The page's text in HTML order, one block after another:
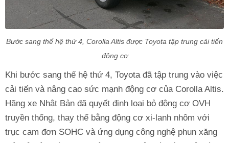
Bước sang thế hệ thứ 4, Corolla Altis được Toyota tập trung cải tiến
động cơ
Khi bước sang thế hệ thứ 4, Toyota đã tập trung vào việc
cải tiến và nâng cao sức mạnh động cơ của Corolla Altis.
Hãng xe Nhật Bản đã quyết định loại bỏ động cơ OVH
truyền thống, thay thế bằng động cơ xi-lanh nhôm với
trục cam đơn SOHC và ứng dụng công nghệ phun xăng